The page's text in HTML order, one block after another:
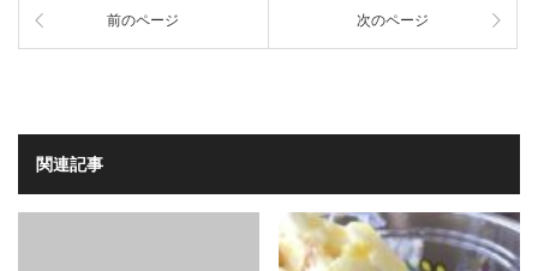
前のページ 次のページ
関連記事